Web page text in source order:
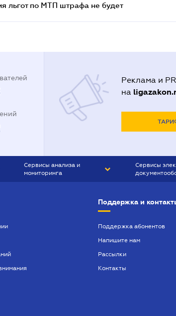
льгот по МТП штрафа не будет
Реклама и PR
на
Сервисы анализа и
мониторинга
Сервисы
Поддержка и
Поддержка абонентов
Напишите нам
Рассылки
Контакты